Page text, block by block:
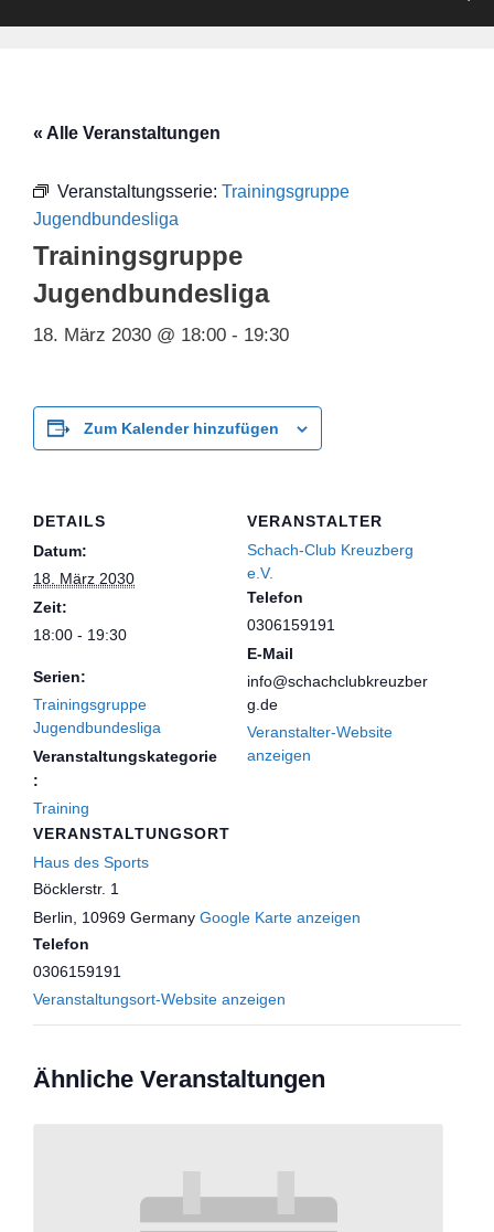
« Alle Veranstaltungen
Veranstaltungsserie: Trainingsgruppe
Jugendbundesliga
Trainingsgruppe
Jugendbundesliga
18. März 2030 @ 18:00 - 19:30
Zum Kalender hinzufügen
DETAILS
Datum:
18. März 2030
Zeit:
18:00 - 19:30
Serien:
Trainingsgruppe
Jugendbundesliga
Veranstaltungskategorie
:
Training
VERANSTALTUNGSORT
Haus des Sports
Böcklerstr. 1
Berlin
10969 Germany Google Karte anzeigen
Telefon
0306159191
Veranstaltungsort-Website anzeigen
VERANSTALTER
Schach-Club Kreuzberg
e.V.
Telefon
0306159191
E-Mail
info@schachclubkreuzber
g.de
Veranstalter-Website
anzeigen
Ähnliche Veranstaltungen